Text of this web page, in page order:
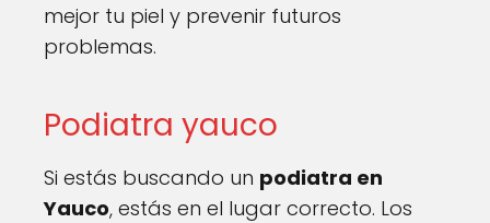
mejor tu piel y prevenir futuros
problemas.
Podiatra yauco
Si estás buscando un podiatra en
Yauco, estás en el lugar correcto. Los